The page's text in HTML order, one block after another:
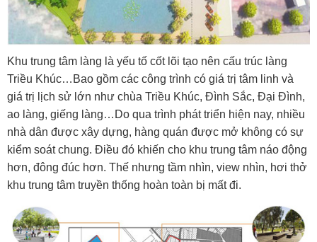
Khu trung tâm làng là yếu tố cốt lõi tạo nên cấu trúc làng
Triều Khúc…Bao gồm các công trình có giá trị tâm linh và
giá trị lịch sử lớn như chùa Triều Khúc, Đình Sắc, Đại Đình,
ao làng, giếng làng…Do qua trình phát triển hiện nay, nhiều
nhà dân được xây dựng, hàng quán được mở không có sự
kiểm soát chung. Điều đó khiến cho khu trung tâm náo động
hơn, đông đúc hơn. Thế nhưng tầm nhìn, view nhìn, hơi thở
khu trung tâm truyền thống hoàn toàn bị mất đi.